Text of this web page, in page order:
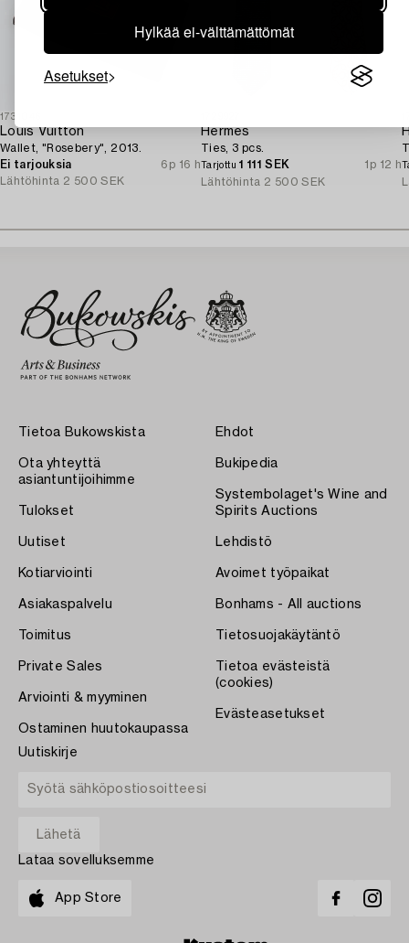
Hylkää ei-välttämättömät
Asetukset
1731046
Louis Vuitton
Wallet, "Rosebery", 2013.
Ei tarjouksia
6p 16 h
Lähtöhinta 2 500 SEK
Hermès
Ties, 3 pcs.
Tarjottu1 111 SEK
1p 12 h
Lähtöhinta 2 500 SEK
Tietoa Bukowskista
Ota yhteyttä
asiantuntijoihimme
Tulokset
Uutiset
Kotiarviointi
Asiakaspalvelu
Toimitus
Private Sales
Arviointi & myyminen
Ostaminen huutokaupassa
Ehdot
Bukipedia
Systembolaget's Wine and
Spirits Auctions
Lehdistö
Avoimet työpaikat
Bonhams - All auctions
Tietosuojakäytäntö
Tietoa evästeistä
(cookies)
Evästeasetukset
Uutiskirje
Lataa sovelluksemme
App Store